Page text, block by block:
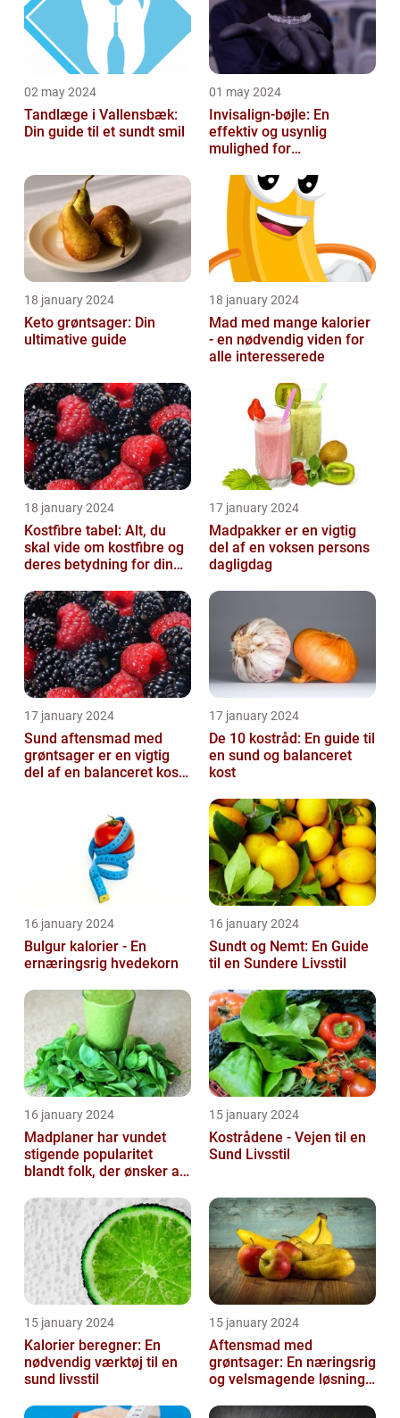
02 may 2024
Tandlæge i Vallensbæk:
Din guide til et sundt smil
01 may 2024
Invisalign-bøjle: En
effektiv og usynlig
mulighed for
18 january 2024
Keto grøntsager: Din
ultimative guide
18 january 2024
Mad med mange kalorier
- en nødvendig viden for
alle interesserede
18 january 2024
Kostfibre tabel: Alt, du
skal vide om kostfibre og
deres betydning for din
17 january 2024
Madpakker er en vigtig
del af en voksen persons
dagligdag
17 january 2024
Sund aftensmad med
grøntsager er en vigtig
del af en balanceret kost,
17 january 2024
De 10 kostråd: En guide til
en sund og balanceret
kost
16 january 2024
Bulgur kalorier - En
ernæringsrig hvedekorn
16 january 2024
Sundt og Nemt: En Guide
til en Sundere Livsstil
16 january 2024
Madplaner har vundet
stigende popularitet
blandt folk, der ønsker at
deres...
15 january 2024
Kostrådene - Vejen til en
Sund Livsstil
15 january 2024
Kalorier beregner: En
nødvendig værktøj til en
sund livsstil
15 january 2024
Aftensmad med
grøntsager: En næringsrig
og velsmagende løsning